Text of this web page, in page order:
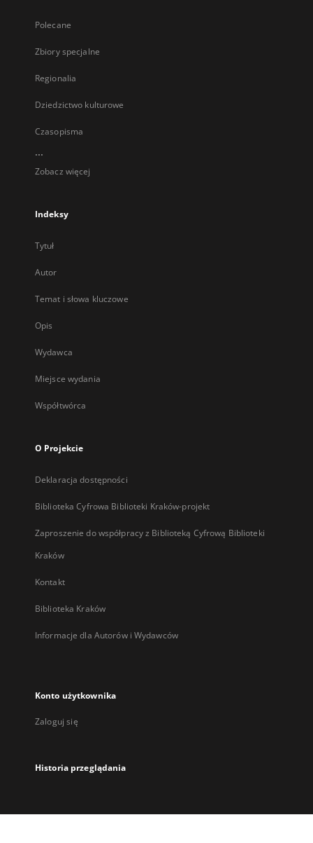
Polecane
Zbiory specjalne
Regionalia
Dziedzictwo kulturowe
Czasopisma
...
Zobacz więcej
Indeksy
Tytuł
Autor
Temat i słowa kluczowe
Opis
Wydawca
Miejsce wydania
Współtwórca
O Projekcie
Deklaracja dostępności
Biblioteka Cyfrowa Biblioteki Kraków-projekt
Zaproszenie do współpracy z Biblioteką Cyfrową Biblioteki
Kraków
Kontakt
Biblioteka Kraków
Informacje dla Autorów i Wydawców
Konto użytkownika
Zaloguj się
Historia przeglądania